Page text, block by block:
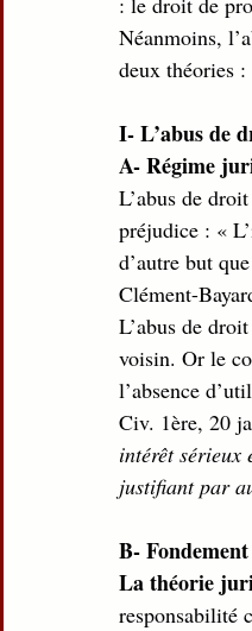
Néanmoins,
deux théories
I- L’abus de
A- Régime
L’abus de
préjudice : «
d’autre but
Clément-
L’abus de
voisin. Or le
l’absence
Civ. 1ère, 20
intérêt sérieux
justifiant par
B-
La théorie
responsabilité